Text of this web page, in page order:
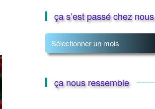
ça s’est passé chez nous
ça
s’est
passé
nousça nous ressemble